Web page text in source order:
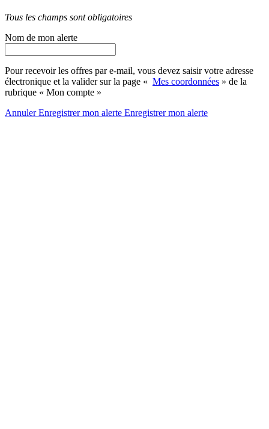
Tous les champs sont obligatoires
Nom de mon alerte
Pour recevoir les offres par e-mail, vous devez saisir votre adresse
électronique et la valider sur la page « Mes coordonnées » de la
rubrique « Mon compte »
AnnulerEnregistrer mon alerte Enregistrermon alerte